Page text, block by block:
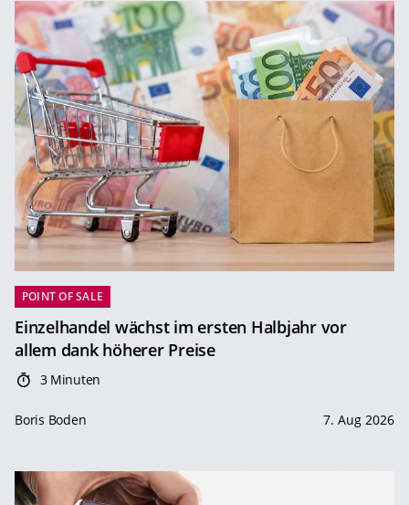
POINT OF SALE
Einzelhandel wächst im ersten Halbjahr vor
allem dank höherer Preise
3 Minuten
Boris Boden 7. Aug 2026